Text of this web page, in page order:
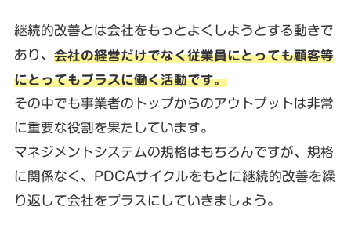
継続的改善とは会社をもっとよくしようとする動きで
あり、 会社の経営だけでなく従業員にとっても顧客等
にとってもプラスに働く活動です。
その中でも事業者のトップからのアウトプットは非常
に重要な役割を果たしています。
マネジメントシステムの規格はもちろんですが、規格
に関係なく、PDCAサイクルをもとに継続的改善を繰
り返して会社をプラスにしていきましょう。